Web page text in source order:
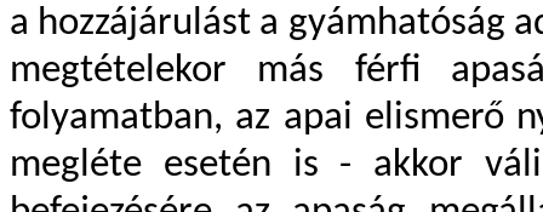
a hozzájárulást a gyámhatóság
megtételekor más férfi
folyamatban, az apai elismerő
megléte esetén is - akkor